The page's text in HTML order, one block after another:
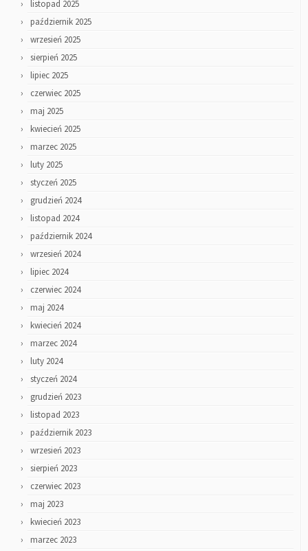
listopad 2025
październik 2025
wrzesień 2025
sierpień 2025
lipiec 2025
czerwiec 2025
maj 2025
kwiecień 2025
marzec 2025
luty 2025
styczeń 2025
grudzień 2024
listopad 2024
październik 2024
wrzesień 2024
lipiec 2024
czerwiec 2024
maj 2024
kwiecień 2024
marzec 2024
luty 2024
styczeń 2024
grudzień 2023
listopad 2023
październik 2023
wrzesień 2023
sierpień 2023
czerwiec 2023
maj 2023
kwiecień 2023
marzec 2023